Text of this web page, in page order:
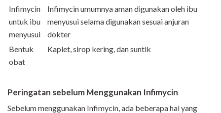
Infimycin
untuk ibu
menyusui
Infimycin umumnya aman digunakan oleh ibu
menyusui selama digunakan sesuai anjuran
dokter
Bentuk
obat
Kaplet, sirop kering, dan suntik
Peringatan sebelum Menggunakan Infimycin
Sebelum menggunakan Infimycin, ada beberapa hal yang